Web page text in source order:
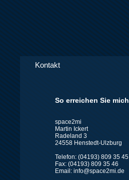
Kontakt
So erreichen Sie mich
space2mi
Martin Ickert
Radeland 3
24558 Henstedt-Ulzburg
Telefon: (04193) 809 35 45
Fax: (04193) 809 35 46
Email: info@space2mi.de